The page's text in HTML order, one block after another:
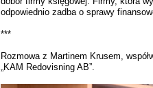
odpowiednio zadba o sprawy
***
Rozmowa z Martinem Krusem,
„KAM Redovisning AB”.